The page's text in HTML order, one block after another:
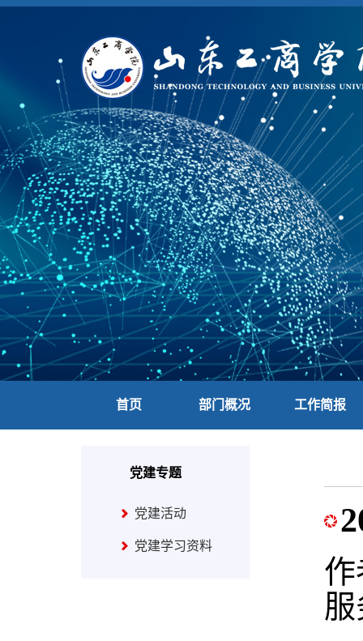
首页 部门概况 工作简报
党建专题
党建活动
党建学习资料